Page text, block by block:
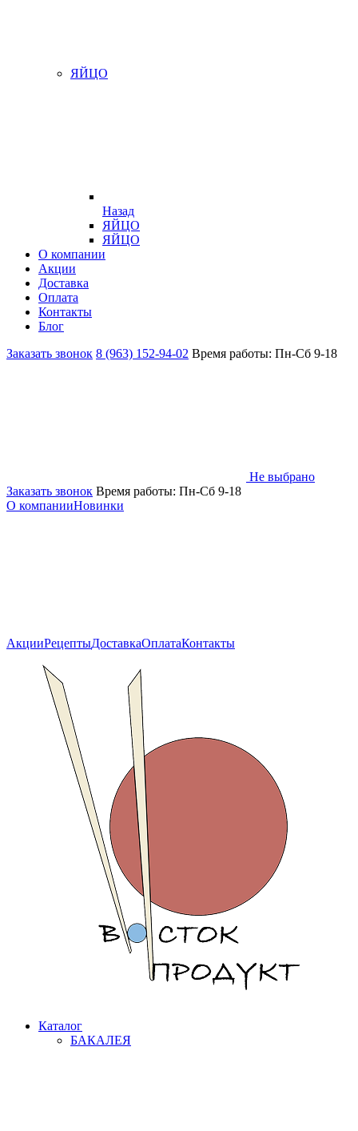
ЯЙЦО
Назад
ЯЙЦО
ЯЙЦО
О компании
Акции
Доставка
Оплата
Контакты
Блог
Заказать звонок 8 (963) 152-94-02 Время работы: Пн-Сб 9-18
Не выбрано
Заказать звонок Время работы: Пн-Сб 9-18
О компанииНовинки
АкцииРецептыДоставкаОплатаКонтакты
Каталог
БАКАЛЕЯ